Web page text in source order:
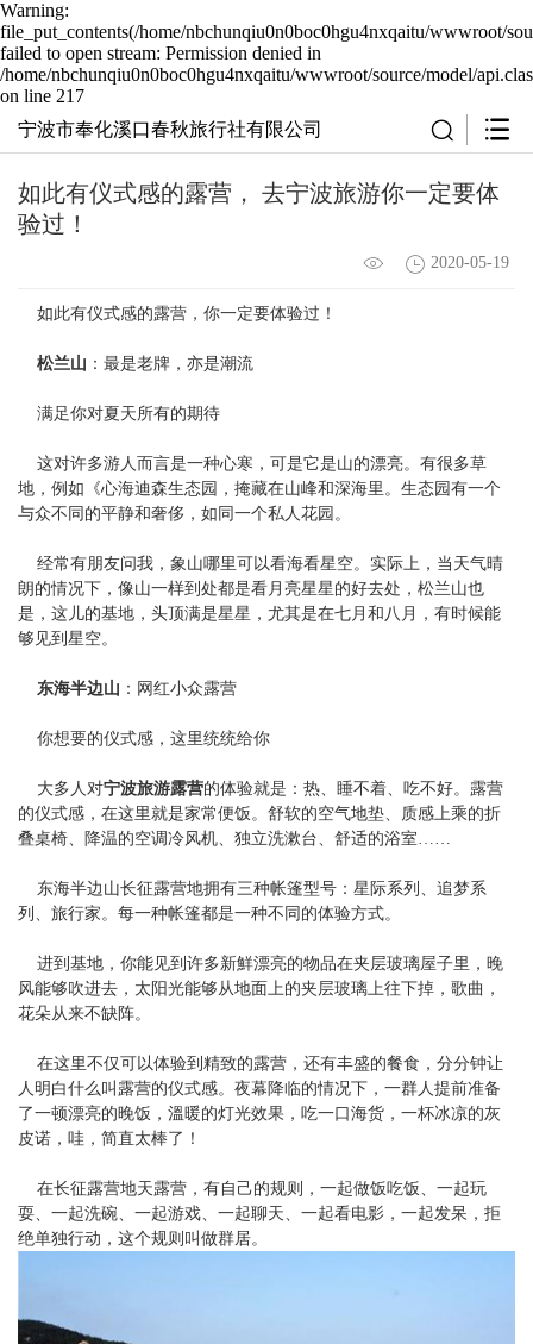
Warning:
file_put_contents(/home/nbchunqiu0n0boc0hgu4nxqaitu/wwwroot/
failed to open stream: Permission denied in
/home/nbchunqiu0n0boc0hgu4nxqaitu/wwwroot/source/model/
on line 217
宁波市奉化溪口春秋旅行社有限公司
如此有仪式感的露营， 去宁波旅游你一定要体
验过！
2020-05-19
如此有仪式感的露营，你一定要体验过！
松兰山 ：最是老牌，亦是潮流
满足你对夏天所有的期待
这对许多游人而言是一种心寒，可是它是山的漂亮。有很多草
地，例如《心海迪森生态园，掩藏在山峰和深海里。生态园有一个
与众不同的平静和奢侈，如同一个私人花园。
经常有朋友问我，象山哪里可以看海看星空。实际上，当天气晴
朗的情况下，像山一样到处都是看月亮星星的好去处，松兰山也
是，这儿的基地，头顶满是星星，尤其是在七月和八月，有时候能
够见到星空。
东海半边山 ：网红小众露营
你想要的仪式感，这里统统给你
大多人对宁波旅游露营的体验就是：热、睡不着、吃不好。露营
的仪式感，在这里就是家常便饭。舒软的空气地垫、质感上乘的折
叠桌椅、降温的空调冷风机、独立洗漱台、舒适的浴室……
东海半边山长征露营地拥有三种帐篷型号：星际系列、追梦系
列、旅行家。每一种帐篷都是一种不同的体验方式。
进到基地，你能见到许多新鮮漂亮的物品在夹层玻璃屋子里，晚
风能够吹进去，太阳光能够从地面上的夹层玻璃上往下掉，歌曲，
花朵从来不缺阵。
在这里不仅可以体验到精致的露营，还有丰盛的餐食，分分钟让
人明白什么叫露营的仪式感。夜幕降临的情况下，一群人提前准备
了一顿漂亮的晚饭，溫暖的灯光效果，吃一口海货，一杯冰凉的灰
皮诺，哇，简直太棒了！
在长征露营地天露营，有自己的规则，一起做饭吃饭、一起玩
耍、一起洗碗、一起游戏、一起聊天、一起看电影，一起发呆，拒
绝单独行动，这个规则叫做群居。